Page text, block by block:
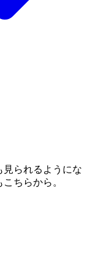
見られるようにな
ちらから。